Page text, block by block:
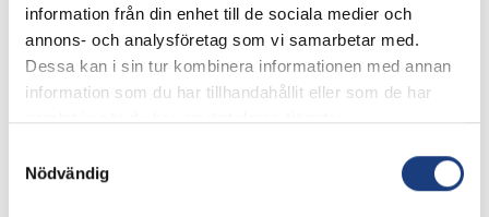
information från din enhet till de sociala medier och
annons- och analysföretag som vi samarbetar med.
Dessa kan i sin tur kombinera informationen med annan
information som du har tillhandahållit eller som de har
samlat in när du har använt deras tjänster.
Nödvändig
Djurens biologi
Djurhållning
0
1